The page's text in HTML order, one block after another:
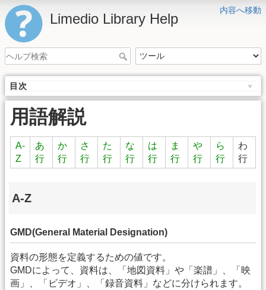
内容へ移動
Limedio Library Help
目次
用語解説
A-
Z
あ
行
か
行
さ
行
た
行
な
行
は
行
ま
行
や
行
ら
行
わ
行
A-Z
GMD(General Material Designation)
資料の形態を定義するための値です。
GMDによって、資料は、「地図資料」や「楽譜」、「映
画」、「ビデオ」、「録音資料」などに分けられます。